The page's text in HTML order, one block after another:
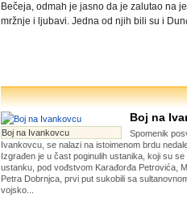
Bečeja, odmah je jasno da je zalutao na
mržnje i ljubavi. Jedna od njih bili su i
Boj na Ivankovcu
Boj na
Spomenik
Ivankovcu, se nalazi na istoimenom brdu
Izgrađen je u čast poginulih ustanika, koji su
ustanku, pod vođstvom Karađorđa Petrovića,
Petra Dobrnjca, prvi put sukobili sa
vojsko...